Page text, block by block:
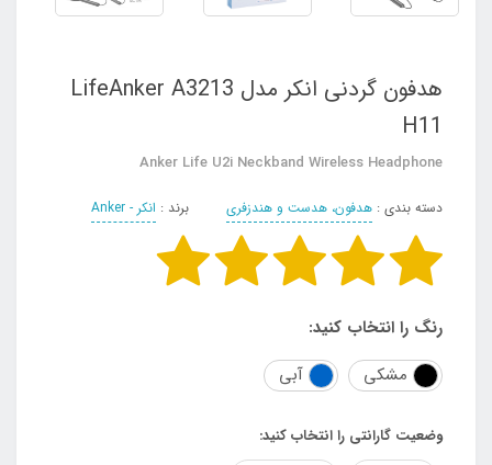
هدفون گردنی انکر مدل LifeAnker A3213
H11
Anker Life U2i Neckband Wireless Headphone
دسته بندی : هدفون، هدست و هندزفری برند : انکر - Anker
رنگ را انتخاب کنید:
مشکی
آبی
وضعیت گارانتی را انتخاب کنید: